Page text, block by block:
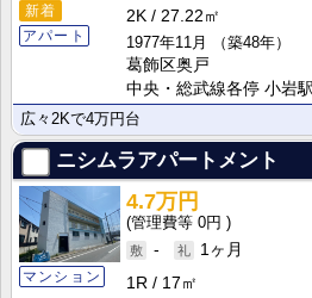
新着
アパート
2K
27.22㎡
1977年11月
（築48年）
葛飾区奥戸
中央・総武線各停 小岩
広々2Kで4万円台
ニシムラアパートメント
マンション
4.7万円
0円
-
1ヶ月
1R
17㎡